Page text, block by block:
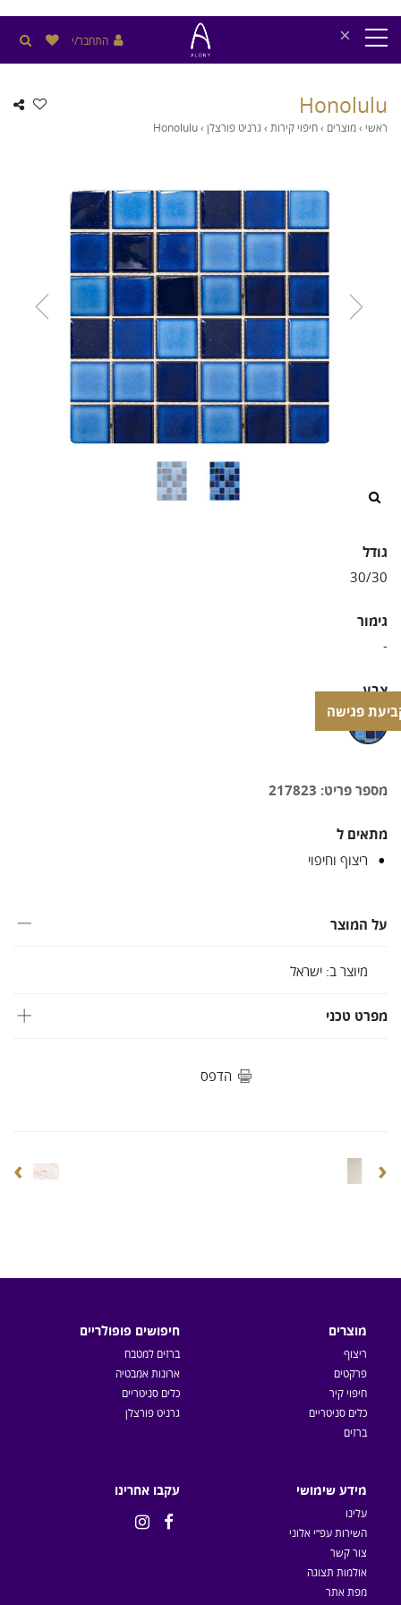
× התחבר/י
Honolulu
ראשי ›מוצרים ›חיפוי קירות › גרניט פורצלן›
Honolulu
גודל
גימור
צבע
מספר פריט: 217823
מתאים ל
ריצוף וחיפוי
על המוצר
מיוצר ב: ישראל
מפרט טכני
הדפס
‹
›
פגישה
פגישה
מוצרים
ריצוף
פרקטים
חיפוי קיר
כלים סניטריים
ברזים
חיפושים פופולריים
ברזים למטבח
ארונות אמבטיה
כלים סניטריים
גרניט פורצלן
מידע שימושי
עלינו
השירות עפ״י אלוני
צור קשר
אולמות תצוגה
מפת אתר
עקבו אחרינו

